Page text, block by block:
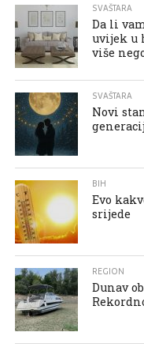
SVAŠTARA
Da li
uvijek u
više
SVAŠTARA
Novi
BIH
Evo
srijede
REGION
Dunav